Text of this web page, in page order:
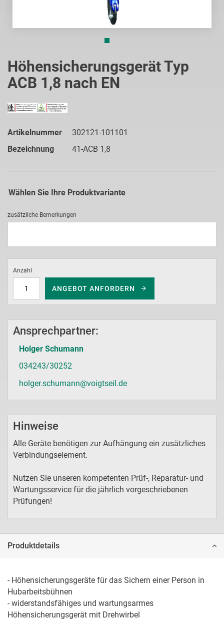
Höhensicherungsgerät Typ
ACB 1,8 nach EN
Artikelnummer
302121-101101
Bezeichnung
41-ACB 1,8
Wählen Sie Ihre Produktvariante
zusätzliche Bemerkungen
Anzahl
ANGEBOT ANFORDERN
Ansprechpartner:
Holger Schumann
034243/30252
holger.schumann@voigtseil.de
Hinweise
Alle Geräte benötigen zur Aufhängung ein zusätzliches
Verbindungselement.
Nutzen Sie unseren kompetenten Prüf-, Reparatur- und
Wartungsservice für die jährlich vorgeschriebenen
Prüfungen!
Anfang
der
Bildgalerie
Produktdetails
- Höhensicherungsgeräte für das Sichern einer Person in
Hubarbeitsbühnen
- widerstandsfähiges und wartungsarmes
Höhensicherungsgerät mit Drehwirbel